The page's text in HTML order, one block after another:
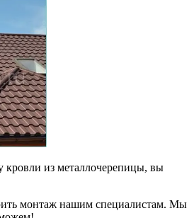
из металлочерепицы, вы
монтаж нашим специалистам. Мы